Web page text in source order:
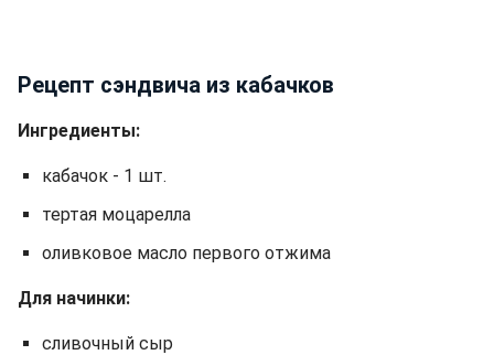
Рецепт сэндвича из кабачков
Ингредиенты:
кабачок - 1 шт.
тертая моцарелла
оливковое масло первого отжима
Для начинки:
сливочный сыр